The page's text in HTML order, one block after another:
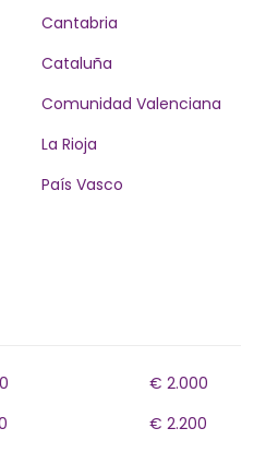
Cantabria
Cataluña
Comunidad Valenciana
La Rioja
País Vasco
€ 2.000
€ 2.200